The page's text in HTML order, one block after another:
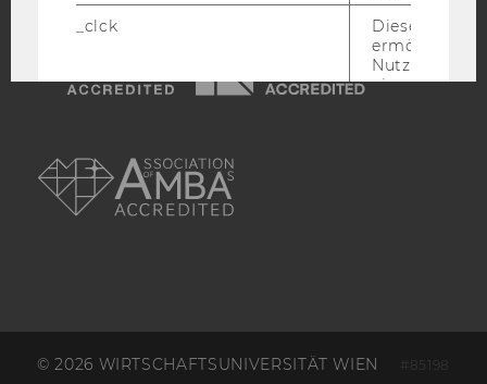
EQUIS
© 2026 WIRTSCHAFTSUNIVERSITÄT WIEN #85198
_clck
Dieses Cookie
ermöglicht
Nutzung des
der
Vimeo in der